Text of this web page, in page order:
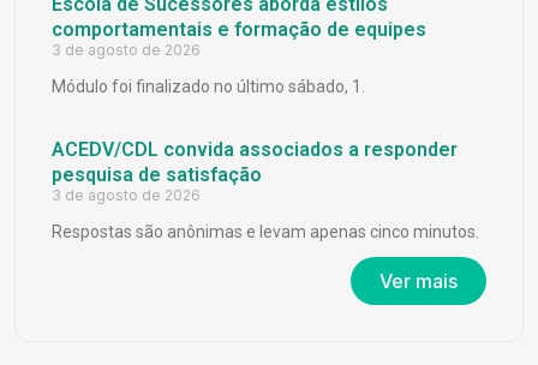
comportamentais e formação de equipes
3 de agosto de 2026
Módulo foi finalizado no último sábado, 1.
ACEDV/CDL convida associados a responder
pesquisa de satisfação
3 de agosto de 2026
Respostas são anônimas e levam apenas cinco minutos.
Ver mais